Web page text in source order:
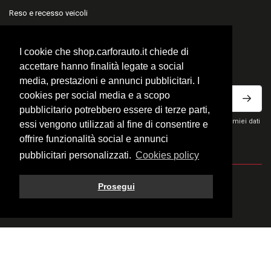
I cookie che shop.carforauto.it chiede di
accettare hanno finalità legate a social
media, prestazioni e annunci pubblicitari. I
cookies per social media e a scopo
pubblicitario potrebbero essere di terze parti,
essi vengono utilizzati al fine di consentire e
offrire funzionalità social e annunci
pubblicitari personalizzati. Cookies policy
Prosegui
Reso e recesso veicoli
ISCRIVITI ALLA NEWSLETTER
Ho letto la privacy policy del sito e acconsento al trattamento dei miei dati
personali per ricevere comunicazioni commerciali.
© 2026 Fratelli Carfora Snc - All rights reserved.